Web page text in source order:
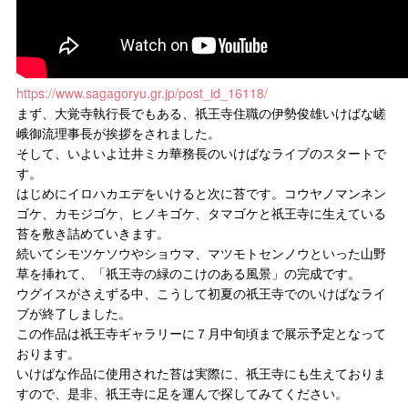
https://www.sagagoryu.gr.jp/post_id_16118/
まず、大覚寺執行長でもある、祇王寺住職の伊勢俊雄いけばな嵯
峨御流理事長が挨拶をされました。
そして、いよいよ辻󠄀井ミカ華務長のいけばなライブのスタートで
す。
はじめにイロハカエデをいけると次に苔です。コウヤノマンネン
ゴケ、カモジゴケ、ヒノキゴケ、タマゴケと祇王寺に生えている
苔を敷き詰めていきます。
続いてシモツケソウやショウマ、マツモトセンノウといった山野
草を挿れて、「祇王寺の緑のこけのある風景」の完成です。
ウグイスがさえずる中、こうして初夏の祇王寺でのいけばなライ
ブが終了しました。
この作品は祇王寺ギャラリーに７月中旬頃まで展示予定となって
おります。
いけばな作品に使用された苔は実際に、祇王寺にも生えておりま
すので、是非、祇王寺に足を運んで探してみてください。